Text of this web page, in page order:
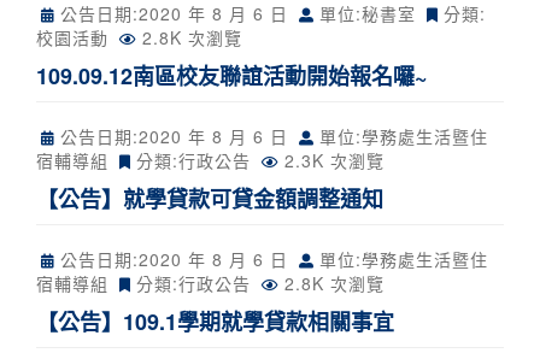
公告日期:2020 年 8 月 6 日 單位:秘書室
分類:
校園活動
2.8K 次瀏覽
109.09.12南區校友聯誼活動開始報名囉~
公告日期:2020 年 8 月 6 日
單位:學務處生活暨住
宿輔導組
分類:行政公告 2.3K 次瀏覽
【公告】就學貸款可貸金額調整通知
公告日期:2020 年 8 月 6 日
單位:學務處生活暨住
宿輔導組
分類:行政公告 2.8K 次瀏覽
【公告】109.1學期就學貸款相關事宜